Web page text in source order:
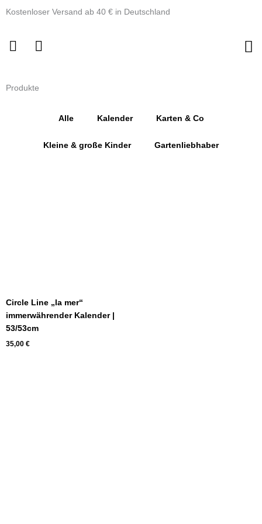
Kostenloser Versand ab 40 € in Deutschland
Produkte
Alle Kalender Karten & Co
Kleine & große Kinder Gartenliebhaber
Circle Line „la mer“
immerwährender Kalender |
53/53cm
35,00 €